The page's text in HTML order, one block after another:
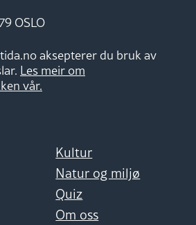
OSLO
aksepterer du bruk av
Les meir om
vår.
Kultur
Natur og miljø
Quiz
Om oss